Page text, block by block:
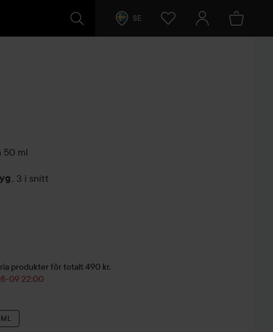
SE
50 ml
, 3 i snitt
produkter för totalt 490 kr.
09 22:00